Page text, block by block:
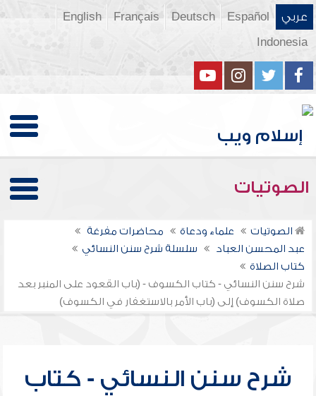
عربي Español
Deutsch
Français
English
Indonesia
الصوتيات
الصوتيات علماء ودعاة
محاضرات مفرغة
عبد المحسن العباد
سلسلة شرح سنن النسائي
كتاب الصلاة
شرح سنن النسائي - كتاب الكسوف - (باب القعود على المنبر بعد
صلاة الكسوف) إلى (باب الأمر بالاستغفار في الكسوف)
شرح سنن النسائي - كتاب